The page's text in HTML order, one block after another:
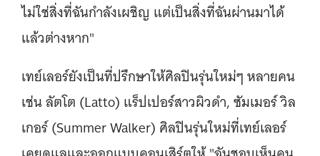
ไม่ใช่สิ่งที่ฉันกำลังเผชิญ แต่เป็นสิ่งที่ฉันผ่านมาได้
แล้วต่างหาก"
เทย์เลอร์ยังเป็นที่ปรึกษาให้ศิลปินรุ่นใหม่ๆ หลายคน
เช่น ลัตโต (Latto) แร็ปเปอร์สาวผิวดำ, ซัมเมอร์ วิล
เกอร์ (Summer Walker) ศิลปินรุ่นใหม่ที่เทย์เลอร์